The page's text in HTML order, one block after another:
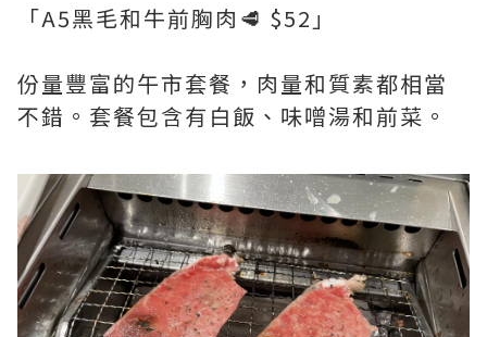
「A5黑毛和牛前胸肉🥩 $52」
份量豐富的午市套餐，肉量和質素都相當
不錯。套餐包含有白飯、味噌湯和前菜。